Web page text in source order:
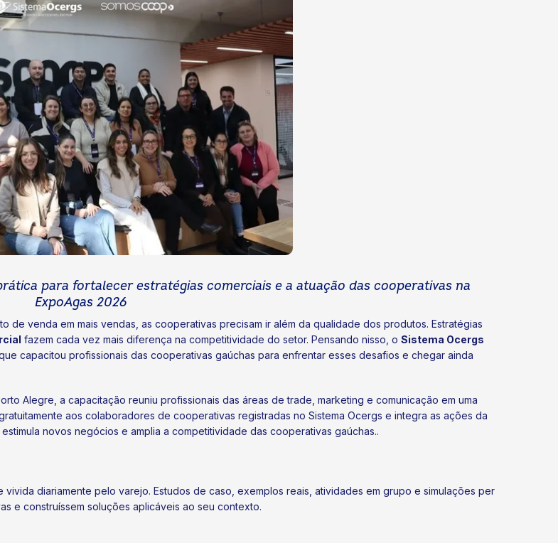
para fortalecer estratégias comerciais e a atuação das cooperativas na
ExpoAgas 2026
de venda em mais vendas, as cooperativas precisam ir além da qualidade dos produtos. Estratégias
fazem cada vez mais diferença na competitividade do setor. Pensando nisso, o Sistema Ocergs
que capacitou profissionais das cooperativas gaúchas para enfrentar esses desafios e chegar ainda
Alegre, a capacitação reuniu profissionais das áreas de trade, marketing e comunicação em uma
aos colaboradores de cooperativas registradas no Sistema Ocergs e integra as ações da
novos negócios e amplia a competitividade das cooperativas gaúchas..
diariamente pelo varejo. Estudos de caso, exemplos reais, atividades em grupo e simulações per
e construíssem soluções aplicáveis ao seu contexto.